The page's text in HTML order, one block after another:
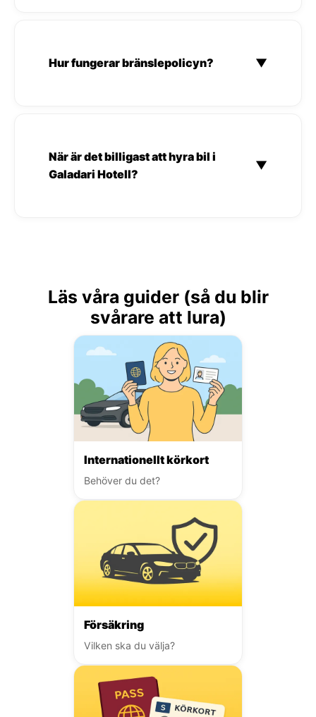
Hur fungerar bränslepolicyn? ▼
När är det billigast att hyra bil i
Galadari Hotell?
▼
Läs våra guider (så du blir
svårare att lura)
Internationellt körkort
Behöver du det?
Försäkring
Vilken ska du välja?